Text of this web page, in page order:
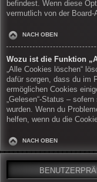
befindest. Wenn diese
vermutlich von der
NACH OBEN
Wozu ist die Funktion
„Alle Cookies löschen“
dafür sorgen, dass du im
ermöglichen Cookies
„Gelesen“-Status –
wurden. Wenn du
helfen, wenn du die
NACH OBEN